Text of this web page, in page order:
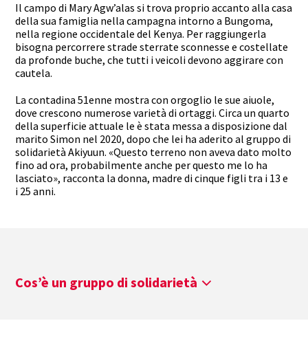
Il campo di Mary Agw’alas si trova proprio accanto alla casa
della sua famiglia nella campagna intorno a Bungoma,
nella regione occidentale del Kenya. Per raggiungerla
bisogna percorrere strade sterrate sconnesse e costellate
da profonde buche, che tutti i veicoli devono aggirare con
cautela.
La contadina 51enne mostra con orgoglio le sue aiuole,
dove crescono numerose varietà di ortaggi. Circa un quarto
della superficie attuale le è stata messa a disposizione dal
marito Simon nel 2020, dopo che lei ha aderito al gruppo di
solidarietà Akiyuun. «Questo terreno non aveva dato molto
fino ad ora, probabilmente anche per questo me lo ha
lasciato», racconta la donna, madre di cinque figli tra i 13 e
i 25 anni.
Cos’è un gruppo di solidarietà